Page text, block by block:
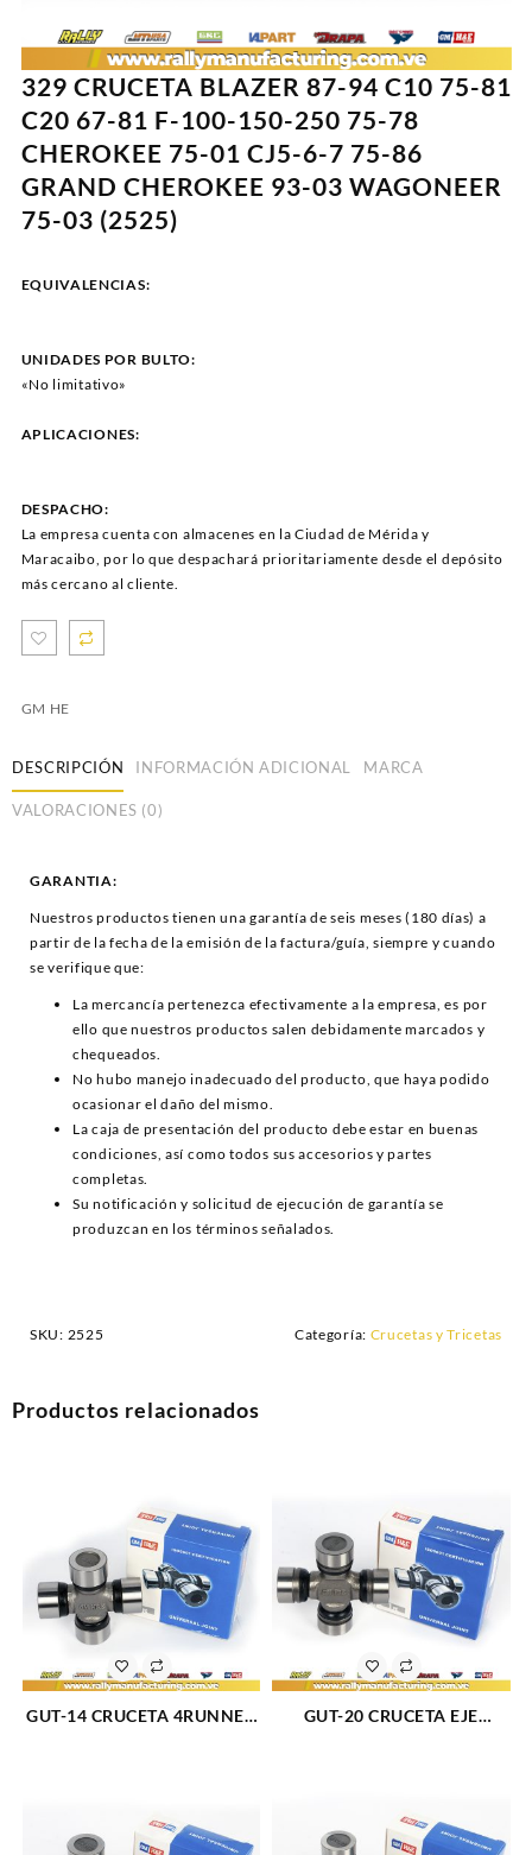
329 CRUCETA BLAZER 87-94 C10 75-81
C20 67-81 F-100-150-250 75-78
CHEROKEE 75-01 CJ5-6-7 75-86
GRAND CHEROKEE 93-03 WAGONEER
75-03 (2525)
EQUIVALENCIAS:
UNIDADES POR BULTO:
«No limitativo»
APLICACIONES:
DESPACHO:
La empresa cuenta con almacenes en la Ciudad de Mérida y
Maracaibo, por lo que despachará prioritariamente desde el depósito
más cercano al cliente.
GM HE
DESCRIPCIÓN INFORMACIÓN ADICIONAL MARCA
VALORACIONES (0)
GARANTIA:
Nuestros productos tienen una garantía de seis meses (180 días) a
partir de la fecha de la emisión de la factura/guía, siempre y cuando
se verifique que:
La mercancía pertenezca efectivamente a la empresa, es por
ello que nuestros productos salen debidamente marcados y
chequeados.
No hubo manejo inadecuado del producto, que haya podido
ocasionar el daño del mismo.
La caja de presentación del producto debe estar en buenas
condiciones, así como todos sus accesorios y partes
completas.
Su notificación y solicitud de ejecución de garantía se
produzcan en los términos señalados.
SKU: 2525 Categoría: Crucetas y Tricetas
Productos relacionados
GUT-14 CRUCETA 4RUNNER
GUT-20 CRUCETA EJE